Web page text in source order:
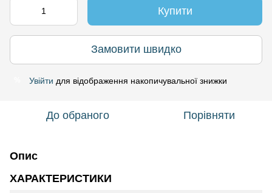
Купити
Замовити швидко
Увійти для відображення накопичувальної знижки
До обраного Порівняти
Опис
ХАРАКТЕРИСТИКИ